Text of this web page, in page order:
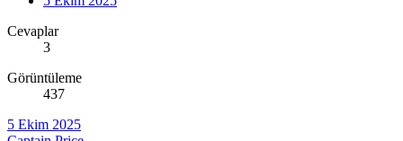
Cevaplar
3
Görüntüleme
437
5 Ekim 2025